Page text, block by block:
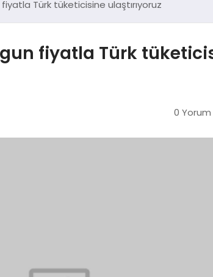
Türk tüketicisine ulaştırıyoruz
fiyatla Türk
0 Yorum